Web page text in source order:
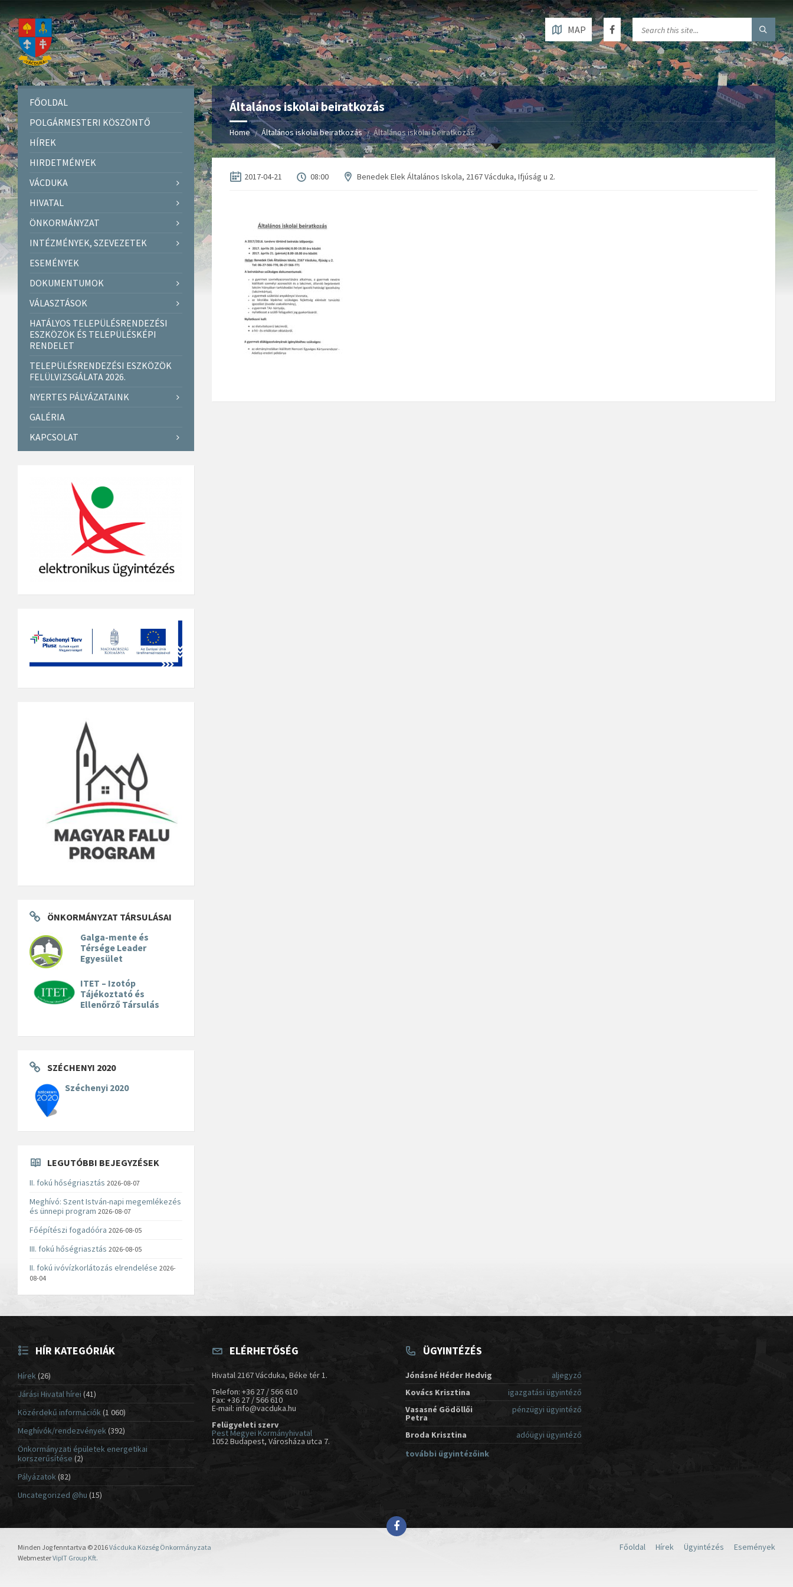
MAP
Általános iskolai beiratkozás
Home Általános iskolai beiratkozás Általános iskolai beiratkozás
2017-04-21 08:00 Benedek Elek Általános Iskola, 2167 Vácduka, Ifjúság u 2.
FŐOLDAL
POLGÁRMESTERI KÖSZÖNTŐ
HÍREK
HIRDETMÉNYEK
VÁCDUKA
HIVATAL
ÖNKORMÁNYZAT
INTÉZMÉNYEK, SZEVEZETEK
ESEMÉNYEK
DOKUMENTUMOK
VÁLASZTÁSOK
HATÁLYOS TELEPÜLÉSRENDEZÉSI
ESZKÖZÖK ÉS TELEPÜLÉSKÉPI
RENDELET
TELEPÜLÉSRENDEZÉSI ESZKÖZÖK
FELÜLVIZSGÁLATA 2026.
NYERTES PÁLYÁZATAINK
GALÉRIA
KAPCSOLAT
ÖNKORMÁNYZAT TÁRSULÁSAI
Galga-mente és
Térsége Leader
Egyesület
ITET – Izotóp
Tájékoztató és
Ellenőrző Társulás
SZÉCHENYI 2020
Széchenyi 2020
LEGUTÓBBI BEJEGYZÉSEK
II. fokú hőségriasztás 2026-08-07
Meghívó: Szent István-napi megemlékezés
és ünnepi program 2026-08-07
Főépítészi fogadóóra 2026-08-05
III. fokú hőségriasztás 2026-08-05
II. fokú ivóvízkorlátozás elrendelése 2026-
08-04
HÍR KATEGÓRIÁK
Hírek (26)
Járási Hivatal hírei (41)
Közérdekű információk(1 060)
Meghívók/rendezvények(392)
Önkormányzati épületek energetikai
korszerűsítése (2)
Pályázatok(82)
Uncategorized @hu (15)
ELÉRHETŐSÉG
Hivatal 2167 Vácduka, Béke tér 1.
Telefon: +36 27 / 566 610
Fax: +36 27 / 566 610
E-mail: info@vacduka.hu
Felügyeleti szerv
Pest Megyei Kormányhivatal
1052 Budapest, Városháza utca 7.
ÜGYINTÉZÉS
Jónásné Héder Hedvig
aljegyző
Kovács Krisztina
igazgatási ügyintéző
Vasasné Gödöllői
Petra
pénzügyi ügyintéző
Broda Krisztina
adóügyi ügyintéző
további ügyintézőink
Főoldal Hírek Ügyintézés Események
Minden Jog fenntartva © 2016Vácduka Község Önkormányzata
WebmesterVipIT Group Kft.